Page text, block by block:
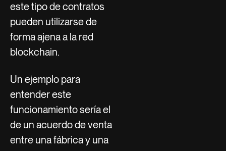
este tipo de contratos
pueden utilizarse de
forma ajena a la red
blockchain.
Un ejemplo para
entender este
funcionamiento sería el
de un acuerdo de venta
entre una fábrica y una